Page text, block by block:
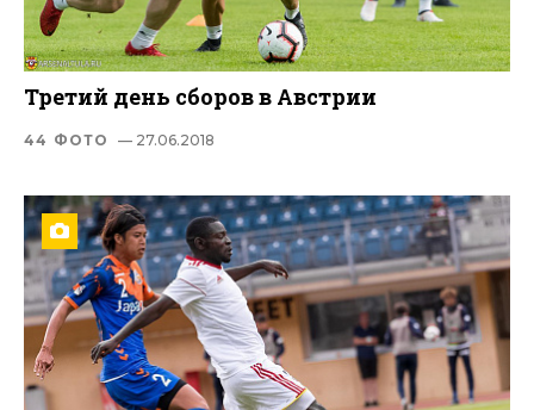
Третий день сборов в Австрии
44 ФОТО — 27.06.2018